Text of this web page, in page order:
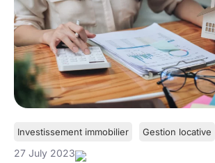
Investissement immobilier Gestion locative
27 July 2023